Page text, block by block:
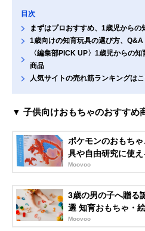
目次
まずはプロおすすめ、1歳児からの
1歳向けの知育玩具の選び方、Q&A
〈編集部PICK UP〉1歳児からの
商品
人気サイトの売れ筋ランキングは
▼ 子供向けおもちゃのおすすめ
ポケモンのおもち
具や自由研究に使え
Moovoo
3歳の男の子へ贈る
選 知育おもちゃ・
Moovoo